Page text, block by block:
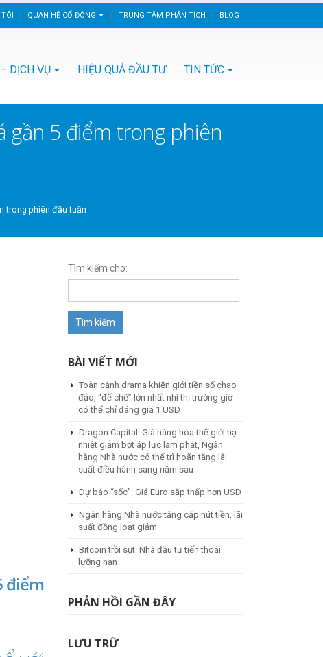
QUAN HỆ CỔ ĐÔNG TRUNG TÂM PHÂN TÍCH BLOG
DỊCH VỤ HIỆU QUẢ ĐẦU TƯ TIN TỨC
gần 5 điểm trong phiên
trong phiên đầu tuần
điểm
Tìm kiếm cho:
BÀI VIẾT MỚI
Toàn cảnh drama khiến giới tiền số chao
đảo, “đế chế” lớn nhất nhì thị trường giờ
có thể chỉ đáng giá 1 USD
Dragon Capital: Giá hàng hóa thế giới hạ
nhiệt giảm bớt áp lực lạm phát, Ngân
hàng Nhà nước có thể trì hoãn tăng lãi
suất điều hành sang năm sau
Dự báo “sốc”: Giá Euro sắp thấp hơn USD
Ngân hàng Nhà nước tăng cấp hút tiền, lãi
suất đồng loạt giảm
Bitcoin trồi sụt: Nhà đầu tư tiến thoái
lưỡng nan
PHẢN HỒI GẦN ĐÂY
LƯU TRỮ